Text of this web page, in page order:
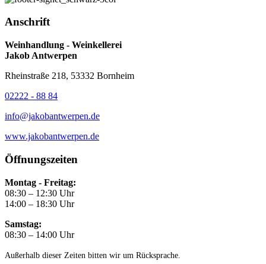
Anschrift
Weinhandlung - Weinkellerei
Jakob Antwerpen
Rheinstraße 218, 53332 Bornheim
02222 - 88 84
info@jakobantwerpen.de
www.jakobantwerpen.de
Öffnungszeiten
Montag - Freitag:
08:30 – 12:30 Uhr
14:00 – 18:30 Uhr
Samstag:
08:30 – 14:00 Uhr
Außerhalb dieser Zeiten bitten wir um Rücksprache.